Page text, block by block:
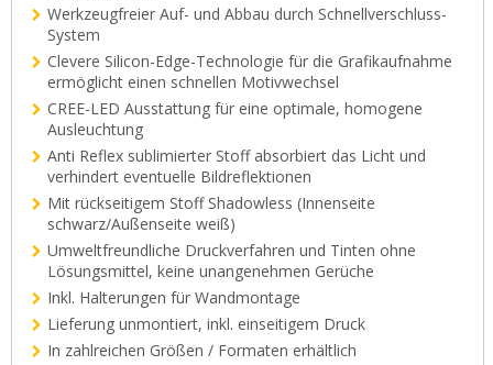
Werkzeugfreier Auf- und Abbau durch Schnellverschluss-
System
Clevere Silicon-Edge-Technologie für die Grafikaufnahme
ermöglicht einen schnellen Motivwechsel
CREE-LED Ausstattung für eine optimale, homogene
Ausleuchtung
Anti Reflex sublimierter Stoff absorbiert das Licht und
verhindert eventuelle Bildreflektionen
Mit rückseitigem Stoff Shadowless (Innenseite
schwarz/Außenseite weiß)
Umweltfreundliche Druckverfahren und Tinten ohne
Lösungsmittel, keine unangenehmen Gerüche
Inkl. Halterungen für Wandmontage
Lieferung unmontiert, inkl. einseitigem Druck
In zahlreichen Größen / Formaten erhältlich